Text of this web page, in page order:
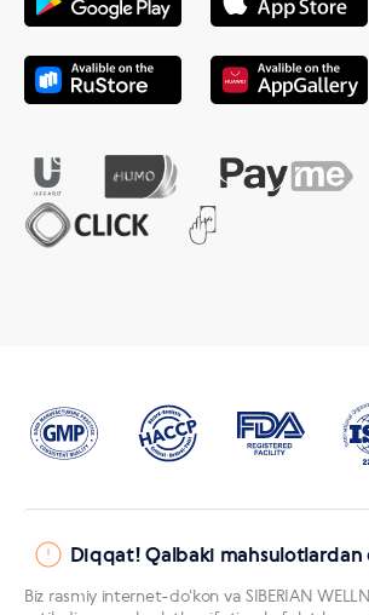
Diqqat! Qalbaki
Biz rasmiy internet-doʻkon va SIBERIAN